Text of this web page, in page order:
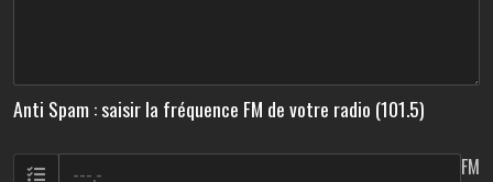
Anti Spam : saisir la fréquence FM de votre radio (101.5)
FM